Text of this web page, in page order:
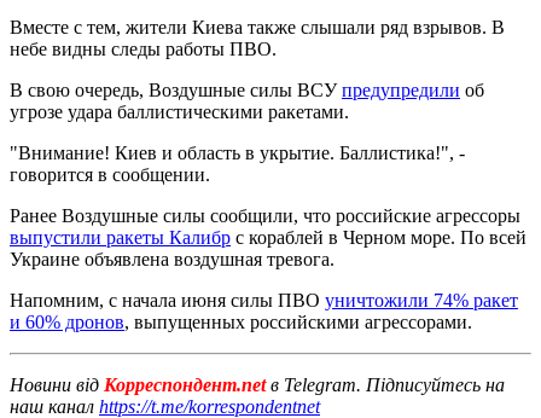
Вместе с тем, жители Киева также слышали ряд взрывов. В
небе видны следы работы ПВО.
В свою очередь, Воздушные силы ВСУпредупредили об
угрозе удара баллистическими ракетами.
"Внимание! Киев и область в укрытие. Баллистика!", -
говорится в сообщении.
Ранее Воздушные силы сообщили, что российские агрессоры
выпустили ракеты Калибр с кораблей в Черном море. По всей
Украине объявлена воздушная тревога.
Напомним, с начала июня силы ПВО уничтожили 74% ракет
и 60% дронов, выпущенных российскими агрессорами.
Новини від Корреспондент.netв Telegram. Підписуйтесь на
наш канал https://t.me/korrespondentnet